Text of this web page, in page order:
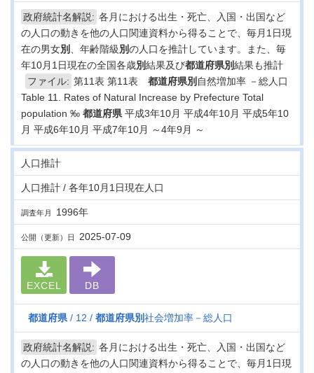
政府統計名解説: 各月における出生・死亡、入国・出国など
の人口の動きを他の人口関連資料から得ることで、毎月1日現
在の男女別 、年齢階級別の人口を推計しています。また、毎
年10月1日現在の全国各歳別結果及び都道府県別結果も推計
ファイル: 第11表 第11表 都道府県別 自然増加率 －総人口
Table 11. Rates of Natural Increase by Prefecture Total
population ‰ 都道府県平成3年10月 平成4年10月 平成5年10
月 平成6年10月 平成7年10月 ～4年9月 ～
人口推計
人口推計 / 各年10月1日現在人口
調査年月 1996年
公開（更新）日 2025-07-09
EXCEL DB
都道府県 12 都道府県別社会増加率－総人口
政府統計名解説: 各月における出生・死亡、入国・出国など
の人口の動きを他の人口関連資料から得ることで、毎月1日現